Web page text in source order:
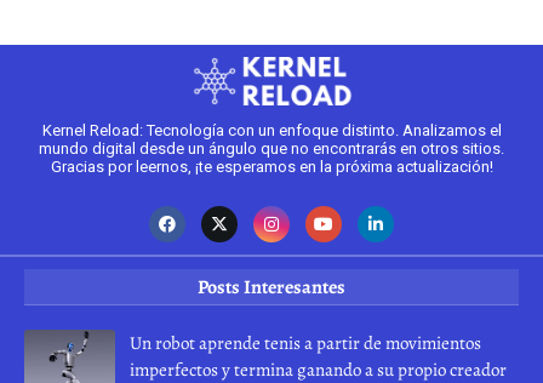
Kernel Reload: Tecnología con un enfoque distinto. Analizamos el
mundo digital desde un ángulo que no encontrarás en otros sitios.
Gracias por leernos, ¡te esperamos en la próxima actualización!
Posts Interesantes
Un robot aprende tenis a partir de movimientos
imperfectos y termina ganando a su propio creador